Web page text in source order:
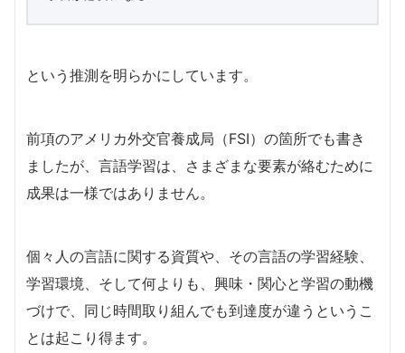
という推測を明らかにしています。
前項のアメリカ外交官養成局（FSI）の箇所でも書き
ましたが、言語学習は、さまざまな要素が絡むために
成果は一様ではありません。
個々人の言語に関する資質や、その言語の学習経験、
学習環境、そして何よりも、興味・関心と学習の動機
づけで、同じ時間取り組んでも到達度が違うというこ
とは起こり得ます。